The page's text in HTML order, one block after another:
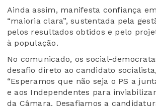
Ainda assim, manifesta confiança
“maioria clara”, sustentada pela
pelos resultados obtidos e pelo
à população.
No comunicado, os social-
desafio direto ao candidato
“Esperamos que não seja o PS a
e aos Independentes para
da Câmara. Desafiamos a